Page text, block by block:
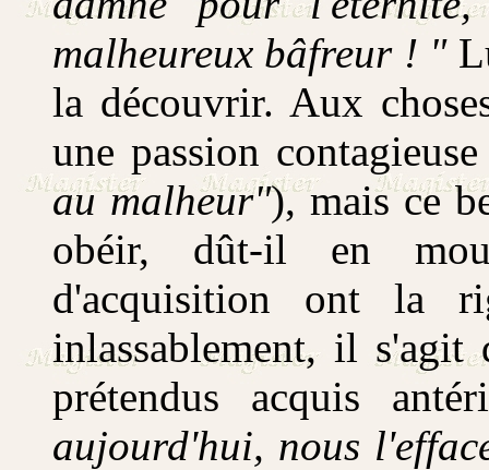
malheureux bâfreur ! "
la découvrir. Aux
une passion
au malheur"), mais ce
obéir, dût-il en
d'acquisition ont la
inlassablement, il s'agit
prétendus acquis
aujourd'hui, nous